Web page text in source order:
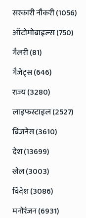
सरकारी नौकरी (1056)
ऑटोमोबाइल्स (750)
गैलरी (81)
गैजेट्स (646)
राज्य (3280)
लाइफस्टाइल (2527)
बिजनेस (3610)
देश (13699)
खेल (3003)
विदेश (3086)
मनोरंजन (6931)